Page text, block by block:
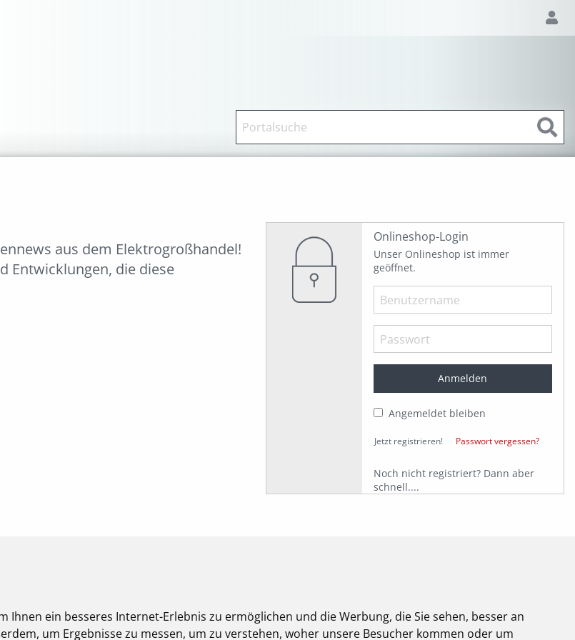
Ihnen ein besseres Internet-Erlebnis zu ermöglichen und die Werbung, die Sie sehen, besser an
um Ergebnisse zu messen, um zu verstehen, woher unsere Besucher kommen oder um
aus dem Elektrogroßhandel!
Entwicklungen, die diese
Onlineshop-Login
Unser Onlineshop ist immer
geöffnet.
Angemeldet bleiben
Jetzt registrieren! Passwort vergessen?
Noch nicht registriert? Dann aber
schnell....
Über uns